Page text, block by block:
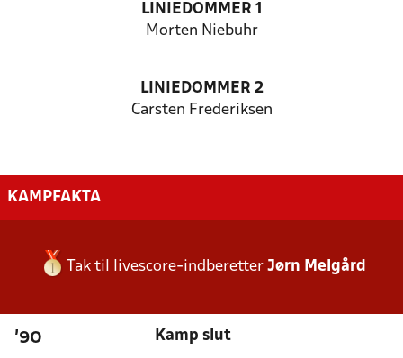
LINIEDOMMER 1
Morten Niebuhr
LINIEDOMMER 2
Carsten Frederiksen
KAMPFAKTA
Tak til livescore-indberetter Jørn Melgård
'90 Kamp slut